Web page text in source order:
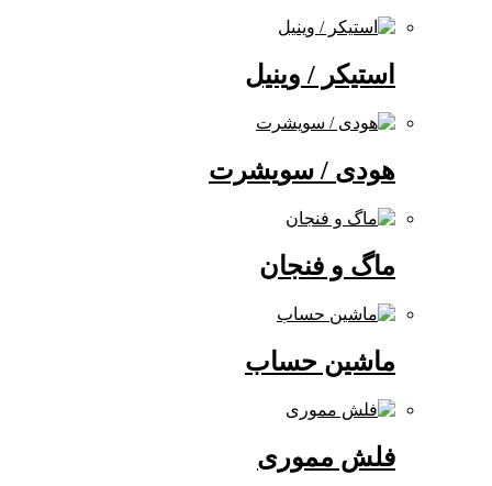
استیکر / وینیل
هودی / سویشرت
ماگ و فنجان
ماشین حساب
فلش مموری